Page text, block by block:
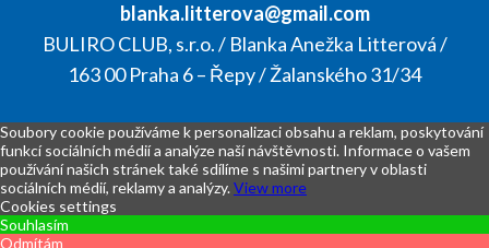
blanka.litterova@gmail.com
BULIRO CLUB, s.r.o. / Blanka Anežka Litterová /
163 00 Praha 6 – Řepy / Žalanského 31/34
Soubory cookie používáme k personalizaci obsahu a reklam, poskytování
funkcí sociálních médií a analýze naší návštěvnosti. Informace o vašem
používání našich stránek také sdílíme s našimi partnery v oblasti
sociálních médií, reklamy a analýzy.View more
Cookies settings
Souhlasím
Odmítám